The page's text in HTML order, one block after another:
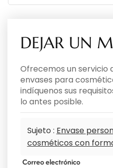
DEJAR UN
Ofrecemos un servicio
envases para
indíquenos sus
lo antes posible.
Sujeto : Envase
cosméticos con
Correo electrónico